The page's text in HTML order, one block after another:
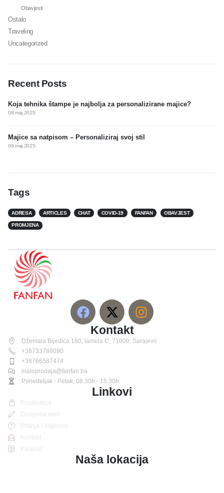
Obavjesti
Ostalo
Traveling
Uncategorized
Recent Posts
Koja tehnika štampe je najbolja za personalizirane majice?
08.maj.2025
Majice sa natpisom – Personaliziraj svoj stil
06.maj.2025
Tags
ADRESA ARTICLES CHAT COVID-19 FANFAN OBAVJEST
PROMJENA
Kontakt
Džemala Bijedića 160, lamela C, 71000, Sarajevo
+38733788090
+38766587474
maloprodaja@fanfan.ba
Ponedeljak - Petak; 08,30h - 15,30h
Linkovi
Prodavnica
Dizajniraj sam
Pitanja i odgovori
Kontakt
Katalozi
Naša lokacija